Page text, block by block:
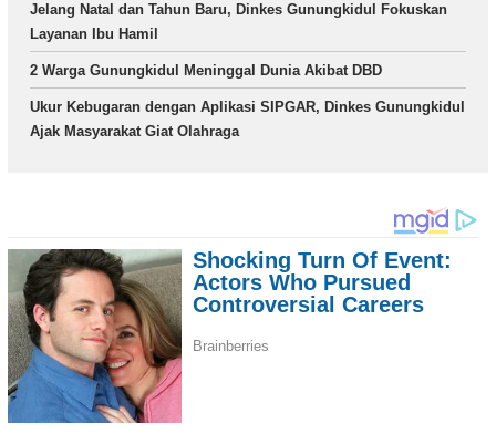
Jelang Natal dan Tahun Baru, Dinkes Gunungkidul Fokuskan
Layanan Ibu Hamil
2 Warga Gunungkidul Meninggal Dunia Akibat DBD
Ukur Kebugaran dengan Aplikasi SIPGAR, Dinkes Gunungkidul
Ajak Masyarakat Giat Olahraga